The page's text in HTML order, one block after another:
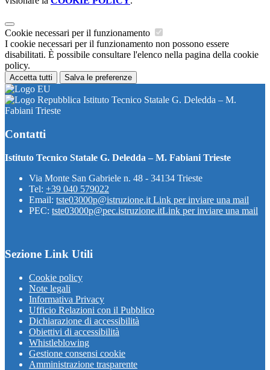
Cookie necessari per il funzionamento
I cookie necessari per il funzionamento non possono essere
disabilitati. È possibile consultare l'elenco nella pagina della cookie
policy.
Accetta tutti Salva le preferenze
Istituto Tecnico Statale G. Deledda – M.
Fabiani Trieste
Contatti
Istituto Tecnico Statale G. Deledda – M. Fabiani Trieste
Via Monte San Gabriele n. 48 - 34134 Trieste
Tel: +39 040 579022
Email: tste03000p@istruzione.it Link per inviare una mail
PEC: tste03000p@pec.istruzione.itLink per inviare una mail
Sezione Link Utili
Cookie policy
Note legali
Informativa Privacy
Ufficio Relazioni con il Pubblico
Dichiarazione di accessibilità
Obiettivi di accessibilità
Whistleblowing
Gestione consensi cookie
Amministrazione trasparente